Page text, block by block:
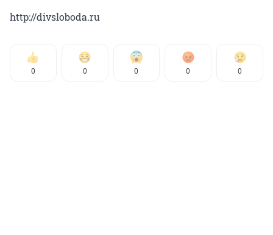
http://divsloboda.ru
0 0 0 0 0